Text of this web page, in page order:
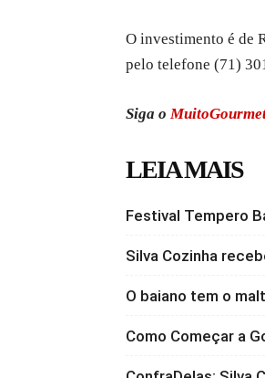
O investimento é de
pelo telefone (71)
Siga o
LEIA MAIS
Festival Tempero
Silva Cozinha
O baiano tem o
Como Começar a